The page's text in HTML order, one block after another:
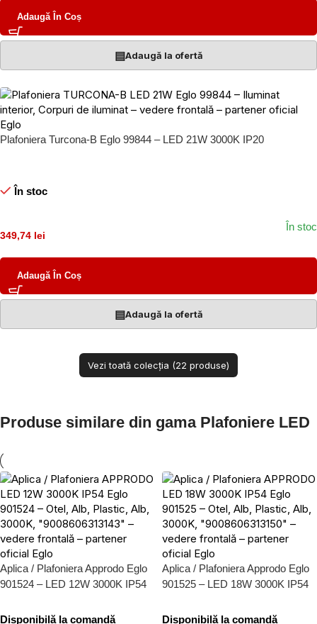
Adaugă În Coș
▤Adaugă la ofertă
Plafoniera Turcona-B Eglo 99844 – LED 21W 3000K IP20
În stoc
349,74 lei
În stoc
Adaugă În Coș
▤Adaugă la ofertă
Vezi toată colecția (22 produse)
Produse similare din gama Plafoniere LED
Aplica / Plafoniera Approdo Eglo
901524 – LED 12W 3000K IP54
Disponibilă la comandă
Aplica / Plafoniera Approdo Eglo
901525 – LED 18W 3000K IP54
Disponibilă la comandă